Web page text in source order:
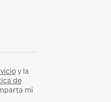
y la
de
mi